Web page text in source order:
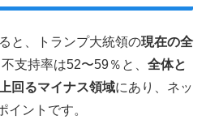
と、トランプ大統領の現在の全
不支持率は52〜59％と、 全体と
回るマイナス領域にあり、ネッ
イントです。